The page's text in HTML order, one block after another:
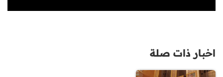
اخبار ذات صلة